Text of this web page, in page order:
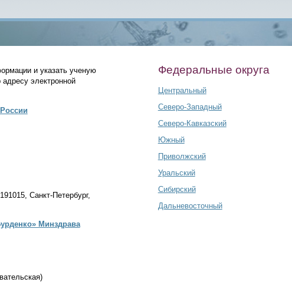
и указать ученую
электронной
Санкт-Петербург,
Минздрава
Федеральные округа
Центральный
Северо-Западный
Северо-Кавказский
Южный
Приволжский
Уральский
Сибирский
Дальневосточный